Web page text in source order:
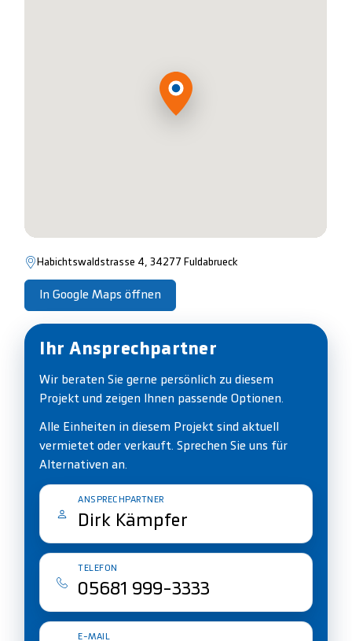
Habichtswaldstrasse 4, 34277 Fuldabrueck
In Google Maps öffnen
Ihr Ansprechpartner
Wir beraten Sie gerne persönlich zu diesem
Projekt und zeigen Ihnen passende Optionen.
Alle Einheiten in diesem Projekt sind aktuell
vermietet oder verkauft. Sprechen Sie uns für
Alternativen an.
ANSPRECHPARTNER
Dirk Kämpfer
TELEFON
05681 999-3333
E-MAIL